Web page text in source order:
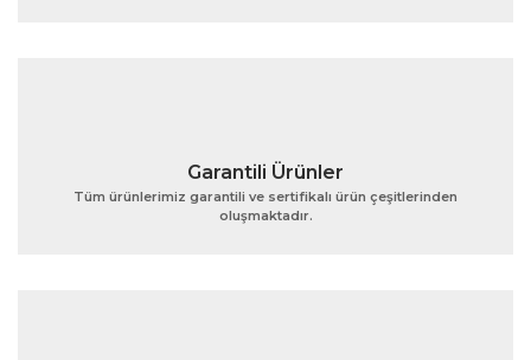
Gönder
Garantili Ürünler
Tüm ürünlerimiz garantili ve sertifikalı ürün çeşitlerinden
oluşmaktadır.